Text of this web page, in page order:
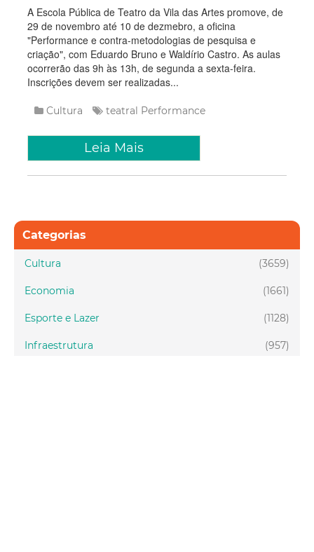
A Escola Pública de Teatro da Vila das Artes promove, de
29 de novembro até 10 de dezmebro, a oficina
"Performance e contra-metodologias de pesquisa e
criação", com Eduardo Bruno e Waldírio Castro. As aulas
ocorrerão das 9h às 13h, de segunda a sexta-feira.
Inscrições devem ser realizadas...
Cultura teatral Performance
Leia Mais
Categorias
(3659)
Cultura
(1661)
Economia
(1128)
Esporte e Lazer
(957)
Infraestrutura